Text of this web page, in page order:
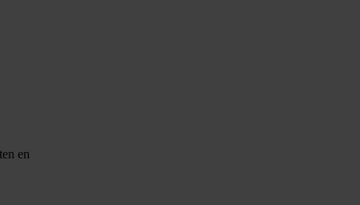
en